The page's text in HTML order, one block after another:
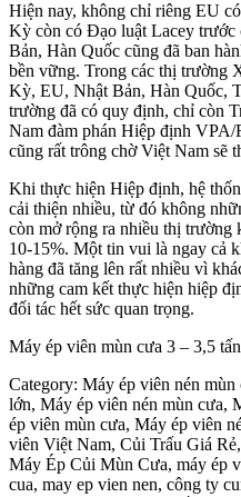
Hiện nay, không chỉ riêng EU
Kỳ còn có Đạo luật Lacey
Bản, Hàn Quốc cũng đã ban
bền vững. Trong các thị trường
Kỳ, EU, Nhật Bản, Hàn Quốc,
trường đã có quy định, chỉ còn
Nam đàm phán Hiệp định
cũng rất trông chờ Việt Nam sẽ
Khi thực hiện Hiệp định, hệ
cải thiện nhiều, từ đó không
còn mở rộng ra nhiều thị trường
10-15%. Một tin vui là ngay cả
hàng đã tăng lên rất nhiều vì
những cam kết thực hiện hiệp
đối tác hết sức quan trọng.
Máy ép viên mùn cưa 3 – 3,5
Category: Máy ép viên nén
lớn, Máy ép viên nén mùn cưa,
ép viên mùn cưa, Máy ép viên
viên Việt Nam, Củi Trấu Giá
Máy Ép Củi Mùn Cưa, máy ép
cua, may ep vien nen, công ty